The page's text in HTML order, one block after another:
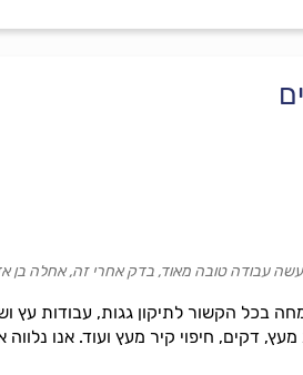
בכל הקשור לתיקון גגות, עבודות עץ
דקים, חיפוי קיר מעץ ועוד. אנו
עבודה טובה מאוד, בדק אחרי זה, אחלה בן